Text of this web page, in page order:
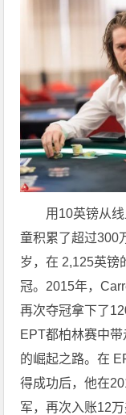
用10英镑从
童积累了超过300
岁，在 2,125英镑
冠。2015年，
再次夺冠拿下了
EPT都柏林赛中
的崛起之路。在
得成功后，他在
军，再次入账12万